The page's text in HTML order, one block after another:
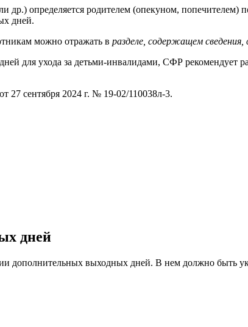
др.) определяется родителем (опекуном, попечителем)
дней.
можно отражать в разделе, содержащем
для ухода за детьми-инвалидами, СФР рекомендует
27 сентября 2024 г. № 19-02/110038л-3.
дней
дополнительных выходных дней. В нем должно быть